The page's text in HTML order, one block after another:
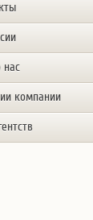
компании